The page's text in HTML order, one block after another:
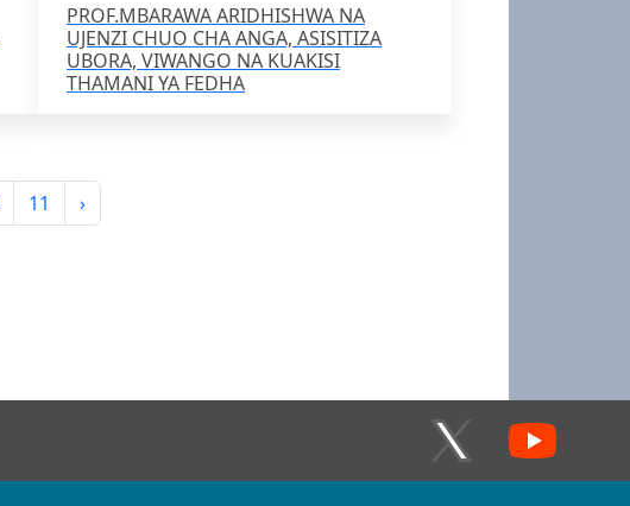
PROF.MBARAWA ARIDHISHWA NA
UJENZI CHUO CHA ANGA, ASISITIZA
UBORA, VIWANGO NA KUAKISI
THAMANI YA FEDHA
11 ›